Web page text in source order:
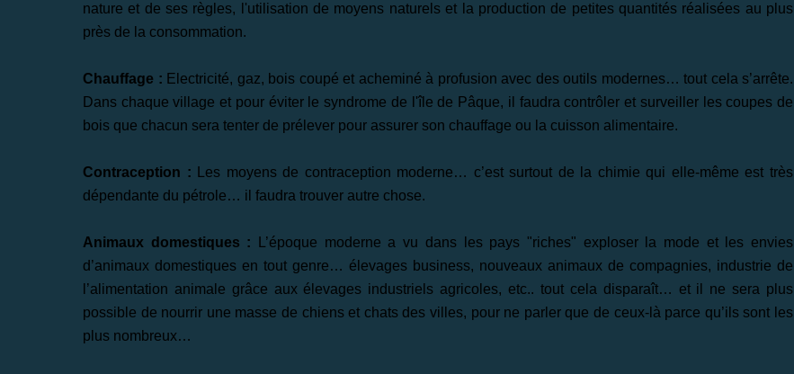
nature et de ses règles, l'utilisation de moyens naturels et la production de petites quantités réalisées au plus
près de la consommation.
Chauffage : Electricité, gaz, bois coupé et acheminé à profusion avec des outils modernes… tout cela s’arrête.
Dans chaque village et pour éviter le syndrome de l'île de Pâque, il faudra contrôler et surveiller les coupes de
bois que chacun sera tenter de prélever pour assurer son chauffage ou la cuisson alimentaire.
Contraception : Les moyens de contraception moderne… c’est surtout de la chimie qui elle-même est très
dépendante du pétrole… il faudra trouver autre chose.
Animaux domestiques : L’époque moderne a vu dans les pays "riches" exploser la mode et les envies
d’animaux domestiques en tout genre… élevages business, nouveaux animaux de compagnies, industrie de
l’alimentation animale grâce aux élevages industriels agricoles, etc.. tout cela disparaît… et il ne sera plus
possible de nourrir une masse de chiens et chats des villes, pour ne parler que de ceux-là parce qu’ils sont les
plus nombreux…